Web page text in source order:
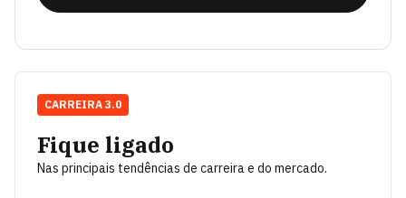
Fique ligado
Nas principais tendências de carreira e do mercado.
CARREIRA 3.0